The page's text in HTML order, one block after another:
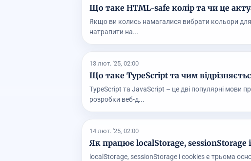
Що таке HTML-safe колір та чи це
Якщо ви колись намагалися вибрати кольори
натрапити на...
13 лют. '25, 02:00
Що таке TypeScript та чим
TypeScript та JavaScript – це дві популярні мови
розробки веб-д...
14 лют. '25, 02:00
Як працює localStorage, sessionStorage
localStorage, sessionStorage і cookies є трьома